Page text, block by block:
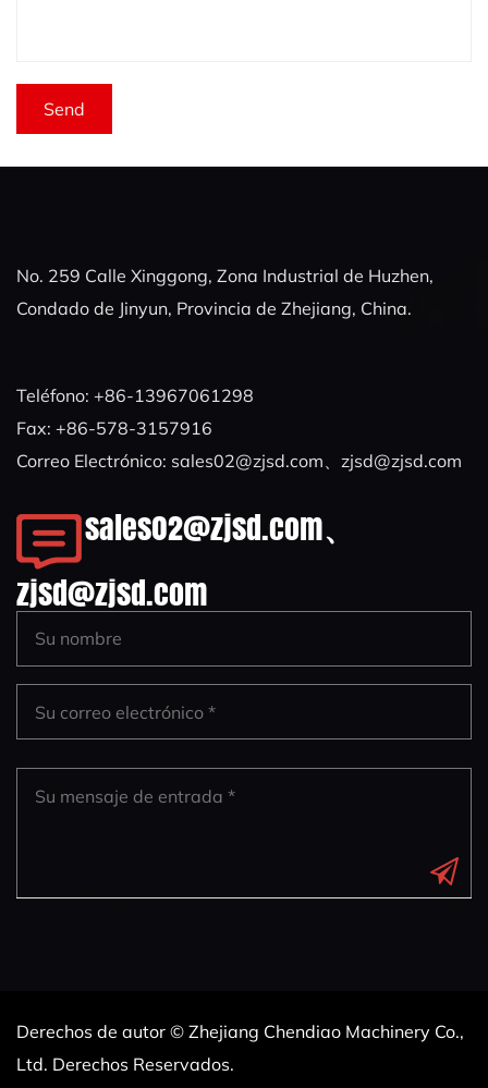
No. 259 Calle Xinggong, Zona Industrial de Huzhen,
Condado de Jinyun, Provincia de Zhejiang, China.
Teléfono: +86-13967061298
Fax: +86-578-3157916
Correo Electrónico: sales02@zjsd.com zjsd@zjsd.com
sales02@zjsd.com、
zjsd@zjsd.com
Derechos de autor © Zhejiang Chendiao Machinery Co.,
Ltd. Derechos Reservados.